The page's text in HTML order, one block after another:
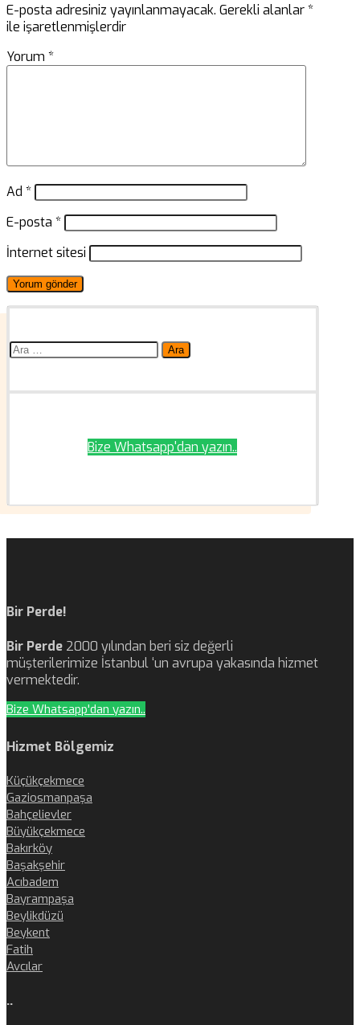
E-posta adresiniz yayınlanmayacak. Gerekli alanlar*
ile işaretlenmişlerdir
Yorum *
Ad *
E-posta *
İnternet sitesi
Arama:
Bize Whatsapp'dan yazın..
Bir Perde!
Bir Perde 2000 yılından beri siz değerli
müşterilerimize İstanbul ‘un avrupa yakasında hizmet
vermektedir.
Bize Whatsapp'dan yazın..
Hizmet Bölgemiz
Küçükçekmece
Gaziosmanpaşa
Bahçelievler
Büyükçekmece
Bakırköy
Başakşehir
Acıbadem
Bayrampaşa
Beylikdüzü
Beykent
Fatih
Avcılar
..